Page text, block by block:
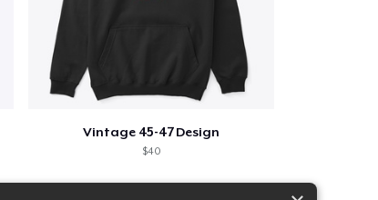
Vintage 45-47 Design
$40